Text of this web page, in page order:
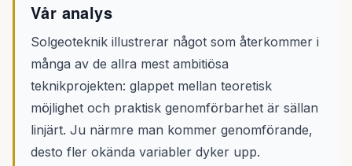
Vår analys
Solgeoteknik illustrerar något som återkommer i
många av de allra mest ambitiösa
teknikprojekten: glappet mellan teoretisk
möjlighet och praktisk genomförbarhet är sällan
linjärt. Ju närmre man kommer genomförande,
desto fler okända variabler dyker upp.